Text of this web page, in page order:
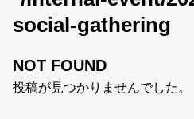
social-gathering
NOT FOUND
投稿が見つかりませんでした。